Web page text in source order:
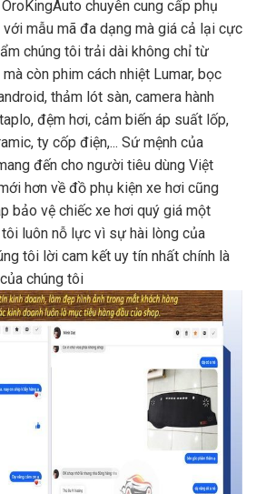
chuyên cung cấp phụ
với mẫu mã đa dạng mà giá cả lại cực
chúng tôi trải dài không chỉ từ
còn phim cách nhiệt Lumar, bọc
thảm lót sàn, camera hành
đệm hơi, cảm biến áp suất lốp,
ty cốp điện,... Sứ mệnh của
đến cho người tiêu dùng Việt
hơn về đồ phụ kiện xe hơi cũng
bảo vệ chiếc xe hơi quý giá một
tôi luôn nỗ lực vì sự hài lòng của
tôi lời cam kết uy tín nhất chính là
chúng tôi